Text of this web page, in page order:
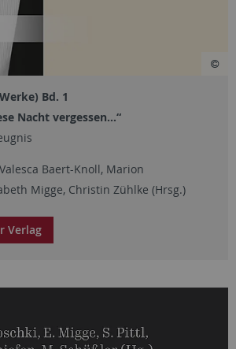
Bd. 1
Nacht vergessen…“
Baert-Knoll, Marion
Migge, Christin Zühlke (Hrsg.)
Verlag